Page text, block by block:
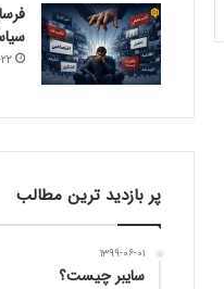
پر بازدید ترین مطالب
۱۳۹۹-۰۶-۰۱
سایبر چیست؟